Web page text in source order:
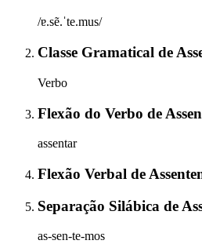
/ɐ.sẽ.ˈte.mus/
Classe Gramatical de
Verbo
Flexão do Verbo de
assentar
Flexão Verbal de
Separação Silábica de
as-sen-te-mos